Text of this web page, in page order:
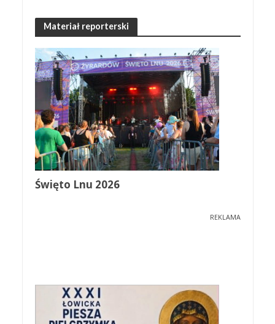
Materiał reporterski
Święto Lnu 2026
REKLAMA